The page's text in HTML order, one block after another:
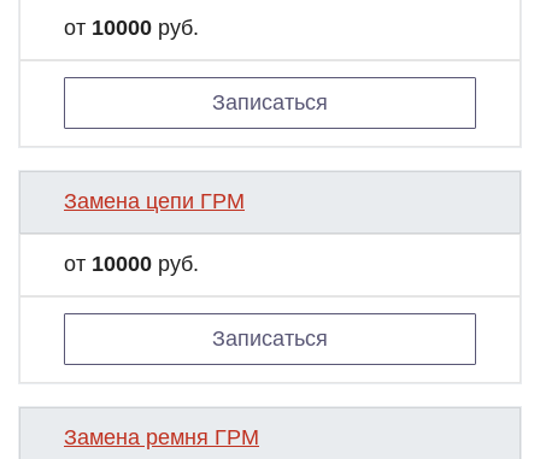
от 10000 руб.
Записаться
Замена цепи ГРМ
от 10000 руб.
Записаться
Замена ремня ГРМ